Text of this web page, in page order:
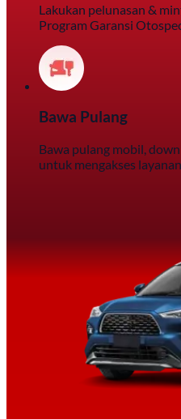
Lakukan pelunasan &
Program Garansi
Bawa Pulang
Bawa pulang mobil,
untuk mengakses